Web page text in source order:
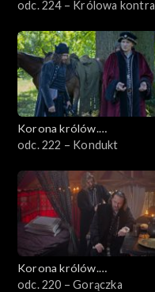
Jagiellonowie
odc. 224 – Królowa kontra
Korona królów.
Jagiellonowie
odc. 222 – Kondukt
Korona królów.
Jagiellonowie
odc. 220 – Gorączka